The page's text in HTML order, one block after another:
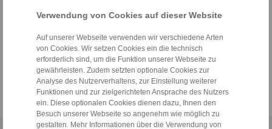
Verwendung von Cookies auf dieser Website
Auf unserer Webseite verwenden wir verschiedene Arten
von Cookies. Wir setzen Cookies ein die technisch
erforderlich sind, um die Funktion unserer Webseite zu
gewährleisten. Zudem setzten optionale Cookies zur
Analyse des Nutzerverhaltens, zur Einstellung weiterer
Funktionen und zur zielgerichteten Ansprache des Nutzers
ein. Diese optionalen Cookies dienen dazu, Ihnen den
Besuch unserer Webseite so angenehm wie möglich zu
gestalten. Mehr Informationen über die Verwendung von
Hotline Technik:
tech.workholding@ringspann.de
Werktags von 08:00 bis 18:00 Uhr